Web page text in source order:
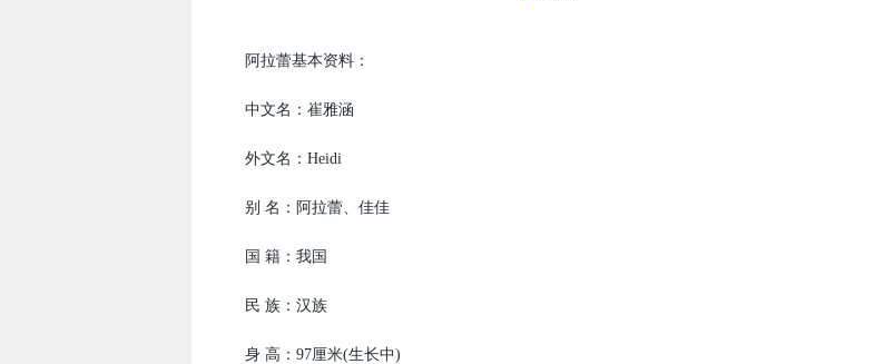
阿拉蕾基本资料：
中文名：崔雅涵
外文名：Heidi
别 名：阿拉蕾、佳佳
国 籍：我国
民 族：汉族
身 高：97厘米(生长中)